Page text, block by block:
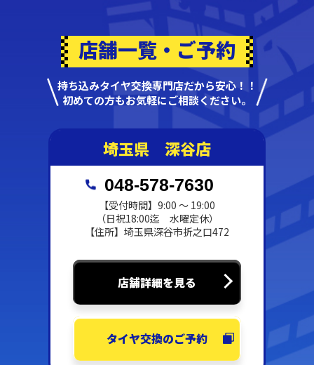
店舗一覧・ご予約
持ち込みタイヤ交換専門店だから安心！！
初めての方もお気軽にご相談ください。
埼玉県 深谷店
048-578-7630
【受付時間】9:00 ～ 19:00
（日祝18:00迄 水曜定休）
【住所】埼玉県深谷市折之口472
店舗詳細を見る
タイヤ交換のご予約